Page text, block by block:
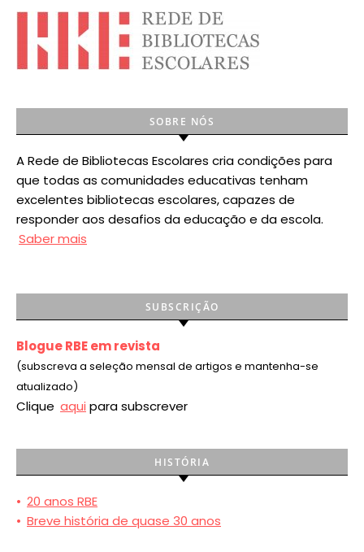
SOBRE NÓS
A Rede de Bibliotecas Escolares cria condições para
que todas as comunidades educativas tenham
excelentes bibliotecas escolares, capazes de
responder aos desafios da educação e da escola.
Saber mais
SUBSCRIÇÃO
Blogue RBE em revista
(subscreva a seleção mensal de artigos e mantenha-se
atualizado)
Clique aqui para subscrever
HISTÓRIA
• 20 anos RBE
• Breve história de quase 30 anos